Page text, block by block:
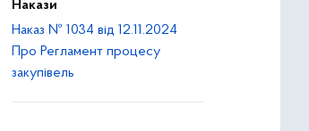
Накази
Наказ № 1034 від 12.11.2024
Про Регламент процесу
закупівель